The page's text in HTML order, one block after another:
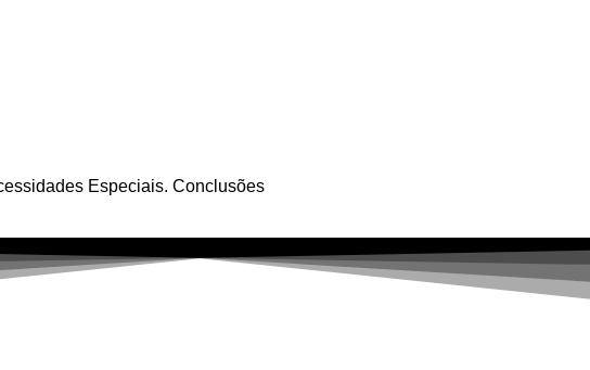
Especiais. Conclusões